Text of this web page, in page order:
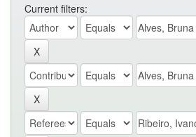
Current filters: